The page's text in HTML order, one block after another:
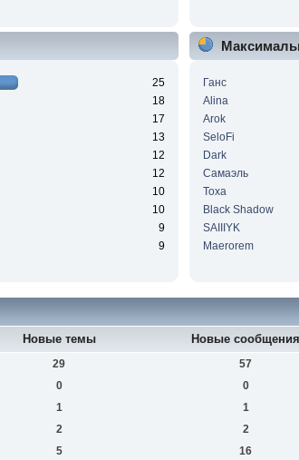
25
18
17
13
12
12
10
10
9
9
Ганс
Alina
Arok
SeloFi
Dark
Самаэль
Тоха
Black Shadow
SAIIIYK
Maerorem
Новые темы Новые сообщения
29 57
0 0
1 1
2 2
5 16